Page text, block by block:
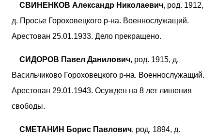
СВИНЕНКОВ Александр Николаевич, род. 1912,
д. Просье Гороховецкого р-на. Военнослужащий.
Арестован 25.01.1933. Дело прекращено.
СИДОРОВ Павел Данилович, род. 1915, д.
Васильчиково Гороховецкого р-на. Военнослужащий.
Арестован 29.01.1943. Осужден на 8 лет лишения
свободы.
СМЕТАНИН Борис Павлович, род. 1894, д.